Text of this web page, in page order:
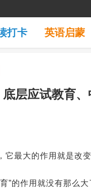
打卡 英语启蒙
层应试教育
它最大的作用就是改
”的作用就没有那么